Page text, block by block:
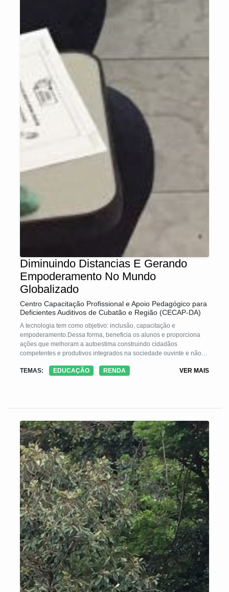
Diminuindo Distancias E Gerando
Empoderamento No Mundo
Globalizado
Centro Capacitação Profissional e Apoio Pedagógico para
Deficientes Auditivos de Cubatão e Região (CECAP-DA)
A tecnologia tem como objetivo: inclusão, capacitação e
empoderamento.Dessa forma, beneficia os alunos e proporciona
ações que melhoram a autoestima construindo cidadãos
competentes e produtivos integrados na sociedade ouvinte e não
prevê ferramentas que auxiliam na construção como novos
TEMAS: EDUCAÇÃO RENDA VER MAIS